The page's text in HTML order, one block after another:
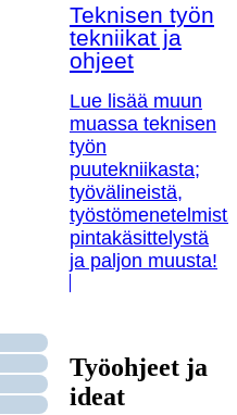
Teknisen työn
tekniikat ja
ohjeet
Lue lisää muun
muassa teknisen
työn
puutekniikasta;
työvälineistä,
pintakäsittelystä
ja paljon muusta!
Työohjeet ja
ideat